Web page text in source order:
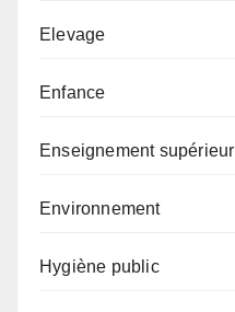
Elevage
Enfance
Enseignement supérieur
Environnement
Hygiène public